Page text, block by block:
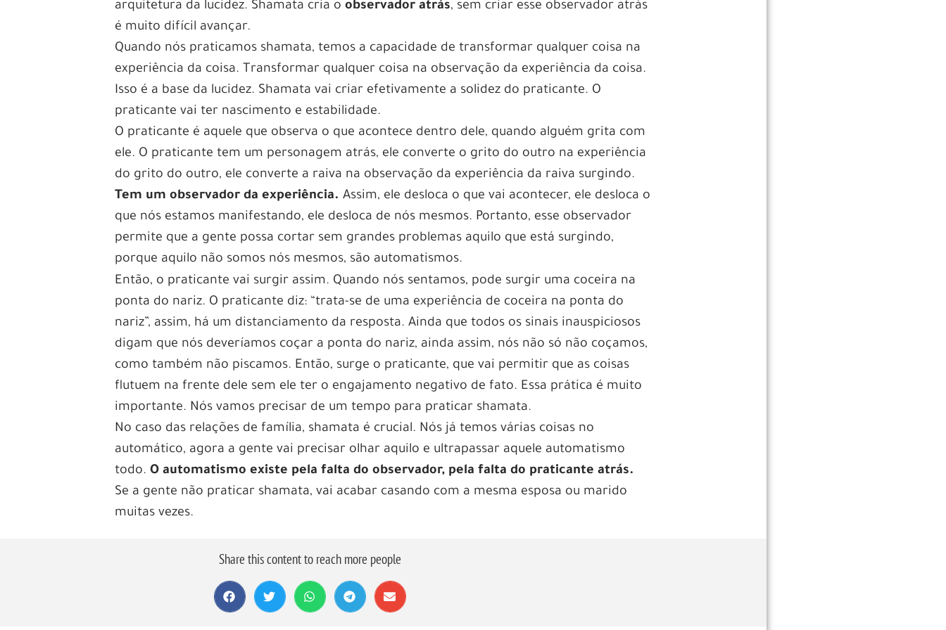
arquitetura da lucidez. Shamata cria oobservador atrás, sem criar esse observador atrás
é muito difícil avançar.
Quando nós praticamos shamata, temos a capacidade de transformar qualquer coisa na
experiência da coisa. Transformar qualquer coisa na observação da experiência da coisa.
Isso é a base da lucidez. Shamata vai criar efetivamente a solidez do praticante. O
praticante vai ter nascimento e estabilidade.
O praticante é aquele que observa o que acontece dentro dele, quando alguém grita com
ele. O praticante tem um personagem atrás, ele converte o grito do outro na experiência
do grito do outro, ele converte a raiva na observação da experiência da raiva surgindo.
Tem um observador da experiência. Assim, ele desloca o que vai acontecer, ele desloca o
que nós estamos manifestando, ele desloca de nós mesmos. Portanto, esse observador
permite que a gente possa cortar sem grandes problemas aquilo que está surgindo,
porque aquilo não somos nós mesmos, são automatismos.
Jazz e Jogos no Brasil: As Noites Temáticas no Pin Up
Casino
A música jazz é conhecida por sua capacidade de transportar os ouvintes para uma época
de elegância, sofisticação e liberdade criativa. No Brasil, essa forma de expressão musical
encontrou um lar acolhedor, conquistando fãs e influenciando artistas locais. Mas e se eu
te dissesse que você pode vivenciar a magia do jazz enquanto desfruta de jogos de
cassino emocionantes? É exatamente isso que as Noites Temáticas no Pin Up Casino
oferecem aos seus clientes.
Neste artigo, vamos explorar a fascinante combinação de jazz e jogos no Brasil,
descobrindo como essas noites temáticas têm ganhado popularidade e atraindo pessoas
de todas as idades. Vamos mergulhar na atmosfera única desses eventos, onde a música
para amantes de jazz e jogadores em busca de entretenimento de qualidade. Prepare-se
para uma viagem empolgante pelo mundo do jazz e dos jogos de cassino no Brasil!
A história do jazz no Brasil e sua influência na cultura musical
Então, o praticante vai surgir assim. Quando nós sentamos, pode surgir uma coceira na
ponta do nariz. O praticante diz: “trata-se de uma experiência de coceira na ponta do
nariz”, assim, há um distanciamento da resposta. Ainda que todos os sinais inauspiciosos
digam que nós deveríamos coçar a ponta do nariz, ainda assim, nós não só não coçamos,
como também não piscamos. Então, surge o praticante, que vai permitir que as coisas
flutuem na frente dele sem ele ter o engajamento negativo de fato. Essa prática é muito
importante. Nós vamos precisar de um tempo para praticar shamata.
No caso das relações de família, shamata é crucial. Nós já temos várias coisas no
automático, agora a gente vai precisar olhar aquilo e ultrapassar aquele automatismo
todo.O automatismo existe pela falta do observador, pela falta do praticante atrás.
Se a gente não praticar shamata, vai acabar casando com a mesma esposa ou marido
muitas vezes.
Share this content to reach more people